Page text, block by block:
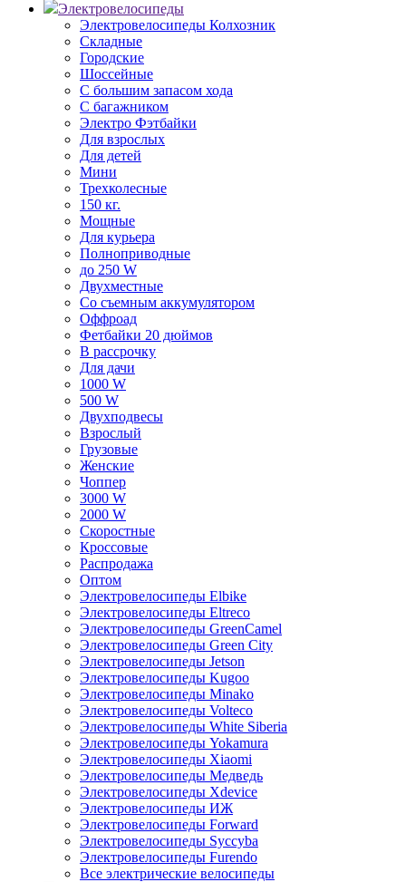
Электровелосипеды
Электровелосипеды Колхозник
Складные
Городские
Шоссейные
С большим запасом хода
С багажником
Электро Фэтбайки
Для взрослых
Для детей
Мини
Трехколесные
150 кг.
Мощные
Для курьера
Полноприводные
до 250 W
Двухместные
Со съемным аккумулятором
Оффроад
Фетбайки 20 дюймов
В рассрочку
Для дачи
1000 W
500 W
Двухподвесы
Взрослый
Грузовые
Женские
Чоппер
3000 W
2000 W
Скоростные
Кроссовые
Распродажа
Оптом
Электровелосипеды Elbike
Электровелосипеды Eltreco
Электровелосипеды GreenCamel
Электровелосипеды Green City
Электровелосипеды Jetson
Электровелосипеды Kugoo
Электровелосипеды Minako
Электровелосипеды Volteco
Электровелосипеды White Siberia
Электровелосипеды Yokamura
Электровелосипеды Xiaomi
Электровелосипеды Медведь
Электровелосипеды Xdevice
Электровелосипеды ИЖ
Электровелосипеды Forward
Электровелосипеды Syccyba
Электровелосипеды Furendo
Все электрические велосипеды